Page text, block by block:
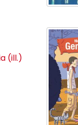
(ill.)